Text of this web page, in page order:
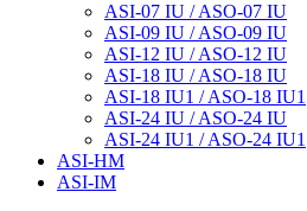
ASI-07 IU / ASO-07 IU
ASI-09 IU / ASO-09 IU
ASI-12 IU / ASO-12 IU
ASI-18 IU / ASO-18 IU
ASI-18 IU1 / ASO-18 IU1
ASI-24 IU / ASO-24 IU
ASI-24 IU1 / ASO-24 IU1
ASI-HM
ASI-IM